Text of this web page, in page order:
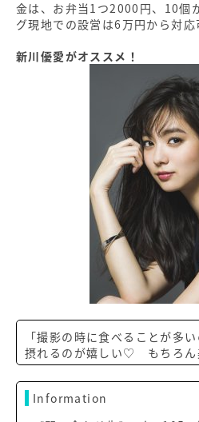
金は、お弁当1つ2000円、10個
グ現地での設営は6万円から対応
新川優愛がオススメ！
「撮影の時に食べることが多
摂れるのが嬉しい♡ もちろん
Information